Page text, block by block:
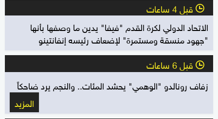
l قبل 4 ساعات
الاتحاد الدولي لكرة القدم "فيفا" يدين ما وصفها بأنها
"جهود منسقة ومستمرة" لإضعاف رئيسه إنفانتينو
l قبل 6 ساعات
زفاف رونالدو "الوهمي" يحشد المئات.. والنجم يرد ضاحكاً
المزيد